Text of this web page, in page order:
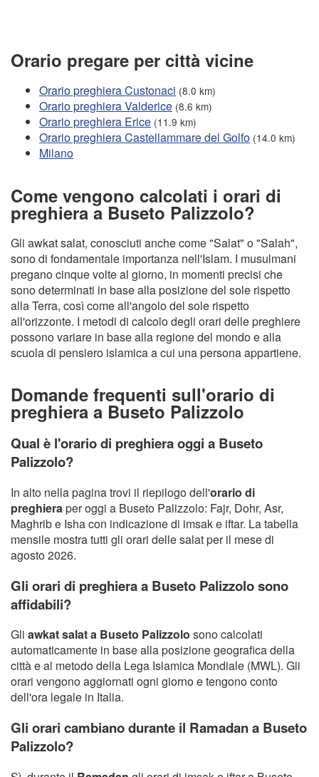
Orario pregare per città vicine
Orario preghiera Custonaci (8.0 km)
Orario preghiera Valderice (8.6 km)
Orario preghiera Erice (11.9 km)
Orario preghiera Castellammare del Golfo (14.0 km)
Milano
Come vengono calcolati i orari di
preghiera a Buseto Palizzolo?
Gli awkat salat, conosciuti anche come "Salat" o "Salah",
sono di fondamentale importanza nell'Islam. I musulmani
pregano cinque volte al giorno, in momenti precisi che
sono determinati in base alla posizione del sole rispetto
alla Terra, così come all'angolo del sole rispetto
all'orizzonte. I metodi di calcolo degli orari delle preghiere
possono variare in base alla regione del mondo e alla
scuola di pensiero islamica a cui una persona appartiene.
Domande frequenti sull'orario di
preghiera a Buseto Palizzolo
Qual è l'orario di preghiera oggi a Buseto
Palizzolo?
In alto nella pagina trovi il riepilogo dell'orario di
preghieraper oggi a Buseto Palizzolo: Fajr, Dohr, Asr,
Maghrib e Isha con indicazione di imsak e iftar. La tabella
mensile mostra tutti gli orari delle salat per il mese di
agosto 2026.
Gli orari di preghiera a Buseto Palizzolo sono
affidabili?
Gli awkat salat a Buseto Palizzolo sono calcolati
automaticamente in base alla posizione geografica della
città e al metodo della Lega Islamica Mondiale (MWL). Gli
orari vengono aggiornati ogni giorno e tengono conto
dell'ora legale in Italia.
Gli orari cambiano durante il Ramadan a Buseto
Palizzolo?